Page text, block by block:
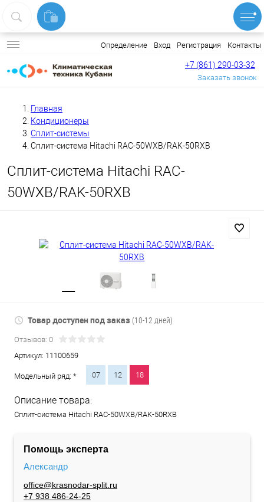
Определение Вход Регистрация Контакты
+7 (861) 290-03-32
Заказать звонок
Главная
Кондиционеры
Сплит-системы
Сплит-система Hitachi RAC-50WXB/RAK-50RXB
Сплит-система Hitachi RAC-
50WXB/RAK-50RXB
Товар доступен под заказ (10-12 дней)
Отзывов: 0
Артикул: 11100659
Модельный ряд: * 07 12 18
Описание товара:
Сплит-система Hitachi RAC-50WXB/RAK-50RXB
Помощь эксперта
Александр
office@krasnodar-split.ru
+7 938 486-24-25